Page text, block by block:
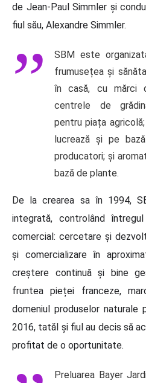
de Jean-Paul Simmler și
fiul său, Alexandre Simmler.
SBM este
frumusețea și
în casă, cu mărci
centrele de
pentru piața
lucrează și pe
producatori; și
bază de plante.
De la crearea sa în 1994,
integrată, controlând
comercial: cercetare și
și comercializare în
creștere continuă și bine
fruntea pieței franceze,
domeniul produselor
2016, tatăl și fiul au decis să
profitat de o oportunitate.
Preluarea Bayer